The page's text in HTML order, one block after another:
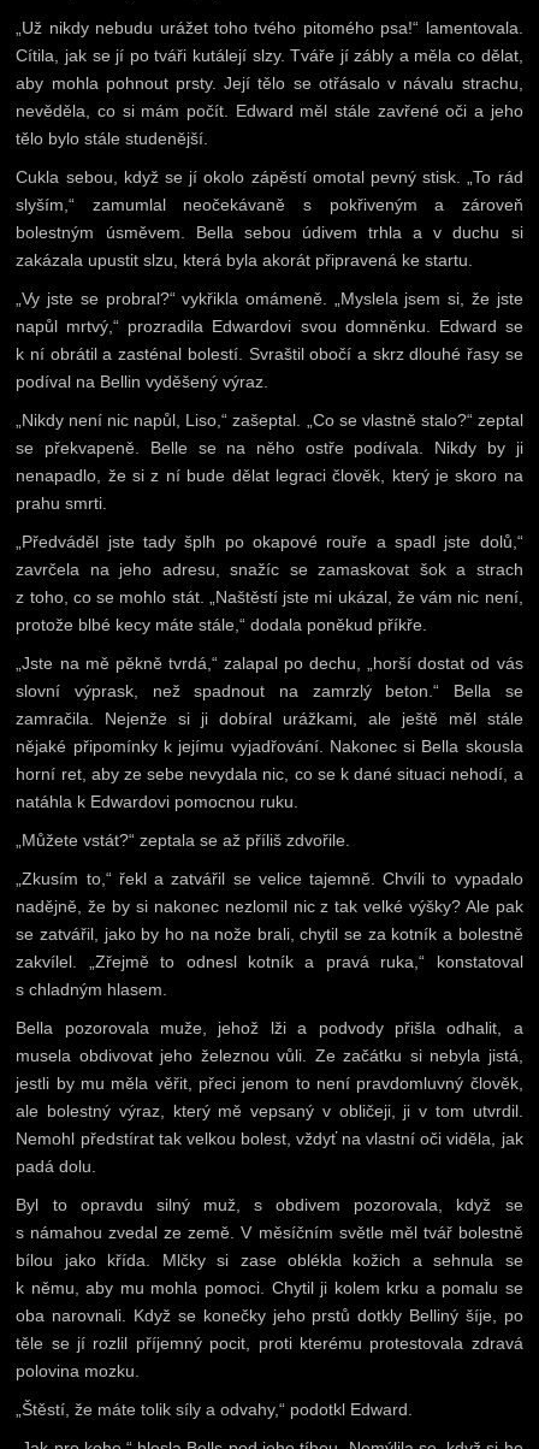
„Už nikdy nebudu urážet toho tvého pitomého psa!“ lamentovala.
Cítila, jak se jí po tváři kutálejí slzy. Tváře jí zábly a měla co dělat,
aby mohla pohnout prsty. Její tělo se otřásalo v návalu strachu,
nevěděla, co si mám počít. Edward měl stále zavřené oči a jeho
tělo bylo stále studenější.
Cukla sebou, když se jí okolo zápěstí omotal pevný stisk. „To rád
slyším,“ zamumlal neočekávaně s pokřiveným a zároveň
bolestným úsměvem. Bella sebou údivem trhla a v duchu si
zakázala upustit slzu, která byla akorát připravená ke startu.
„Vy jste se probral?“ vykřikla omámeně. „Myslela jsem si, že jste
napůl mrtvý,“ prozradila Edwardovi svou domněnku. Edward se
k ní obrátil a zasténal bolestí. Svraštil obočí a skrz dlouhé řasy se
podíval na Bellin vyděšený výraz.
„Nikdy není nic napůl, Liso,“ zašeptal. „Co se vlastně stalo?“ zeptal
se překvapeně. Belle se na něho ostře podívala. Nikdy by ji
nenapadlo, že si z ní bude dělat legraci člověk, který je skoro na
prahu smrti.
„Předváděl jste tady šplh po okapové rouře a spadl jste dolů,“
zavrčela na jeho adresu, snažíc se zamaskovat šok a strach
z toho, co se mohlo stát. „Naštěstí jste mi ukázal, že vám nic není,
protože blbé kecy máte stále,“ dodala poněkud příkře.
„Jste na mě pěkně tvrdá,“ zalapal po dechu, „horší dostat od vás
slovní výprask, než spadnout na zamrzlý beton.“ Bella se
zamračila. Nejenže si ji dobíral urážkami, ale ještě měl stále
nějaké připomínky k jejímu vyjadřování. Nakonec si Bella skousla
horní ret, aby ze sebe nevydala nic, co se k dané situaci nehodí, a
natáhla k Edwardovi pomocnou ruku.
„Můžete vstát?“ zeptala se až příliš zdvořile.
„Zkusím to,“ řekl a zatvářil se velice tajemně. Chvíli to vypadalo
nadějně, že by si nakonec nezlomil nic z tak velké výšky? Ale pak
se zatvářil, jako by ho na nože brali, chytil se za kotník a bolestně
zakvílel. „Zřejmě to odnesl kotník a pravá ruka,“ konstatoval
s chladným hlasem.
Bella pozorovala muže, jehož lži a podvody přišla odhalit, a
musela obdivovat jeho železnou vůli. Ze začátku si nebyla jistá,
jestli by mu měla věřit, přeci jenom to není pravdomluvný člověk,
ale bolestný výraz, který mě vepsaný v obličeji, ji v tom utvrdil.
Nemohl předstírat tak velkou bolest, vždyť na vlastní oči viděla, jak
padá dolu.
Byl to opravdu silný muž, s obdivem pozorovala, když se
s námahou zvedal ze země. V měsíčním světle měl tvář bolestně
bílou jako křída. Mlčky si zase oblékla kožich a sehnula se
k němu, aby mu mohla pomoci. Chytil ji kolem krku a pomalu se
oba narovnali. Když se konečky jeho prstů dotkly Belliný šíje, po
těle se jí rozlil příjemný pocit, proti kterému protestovala zdravá
polovina mozku.
„Štěstí, že máte tolik síly a odvahy,“ podotkl Edward.